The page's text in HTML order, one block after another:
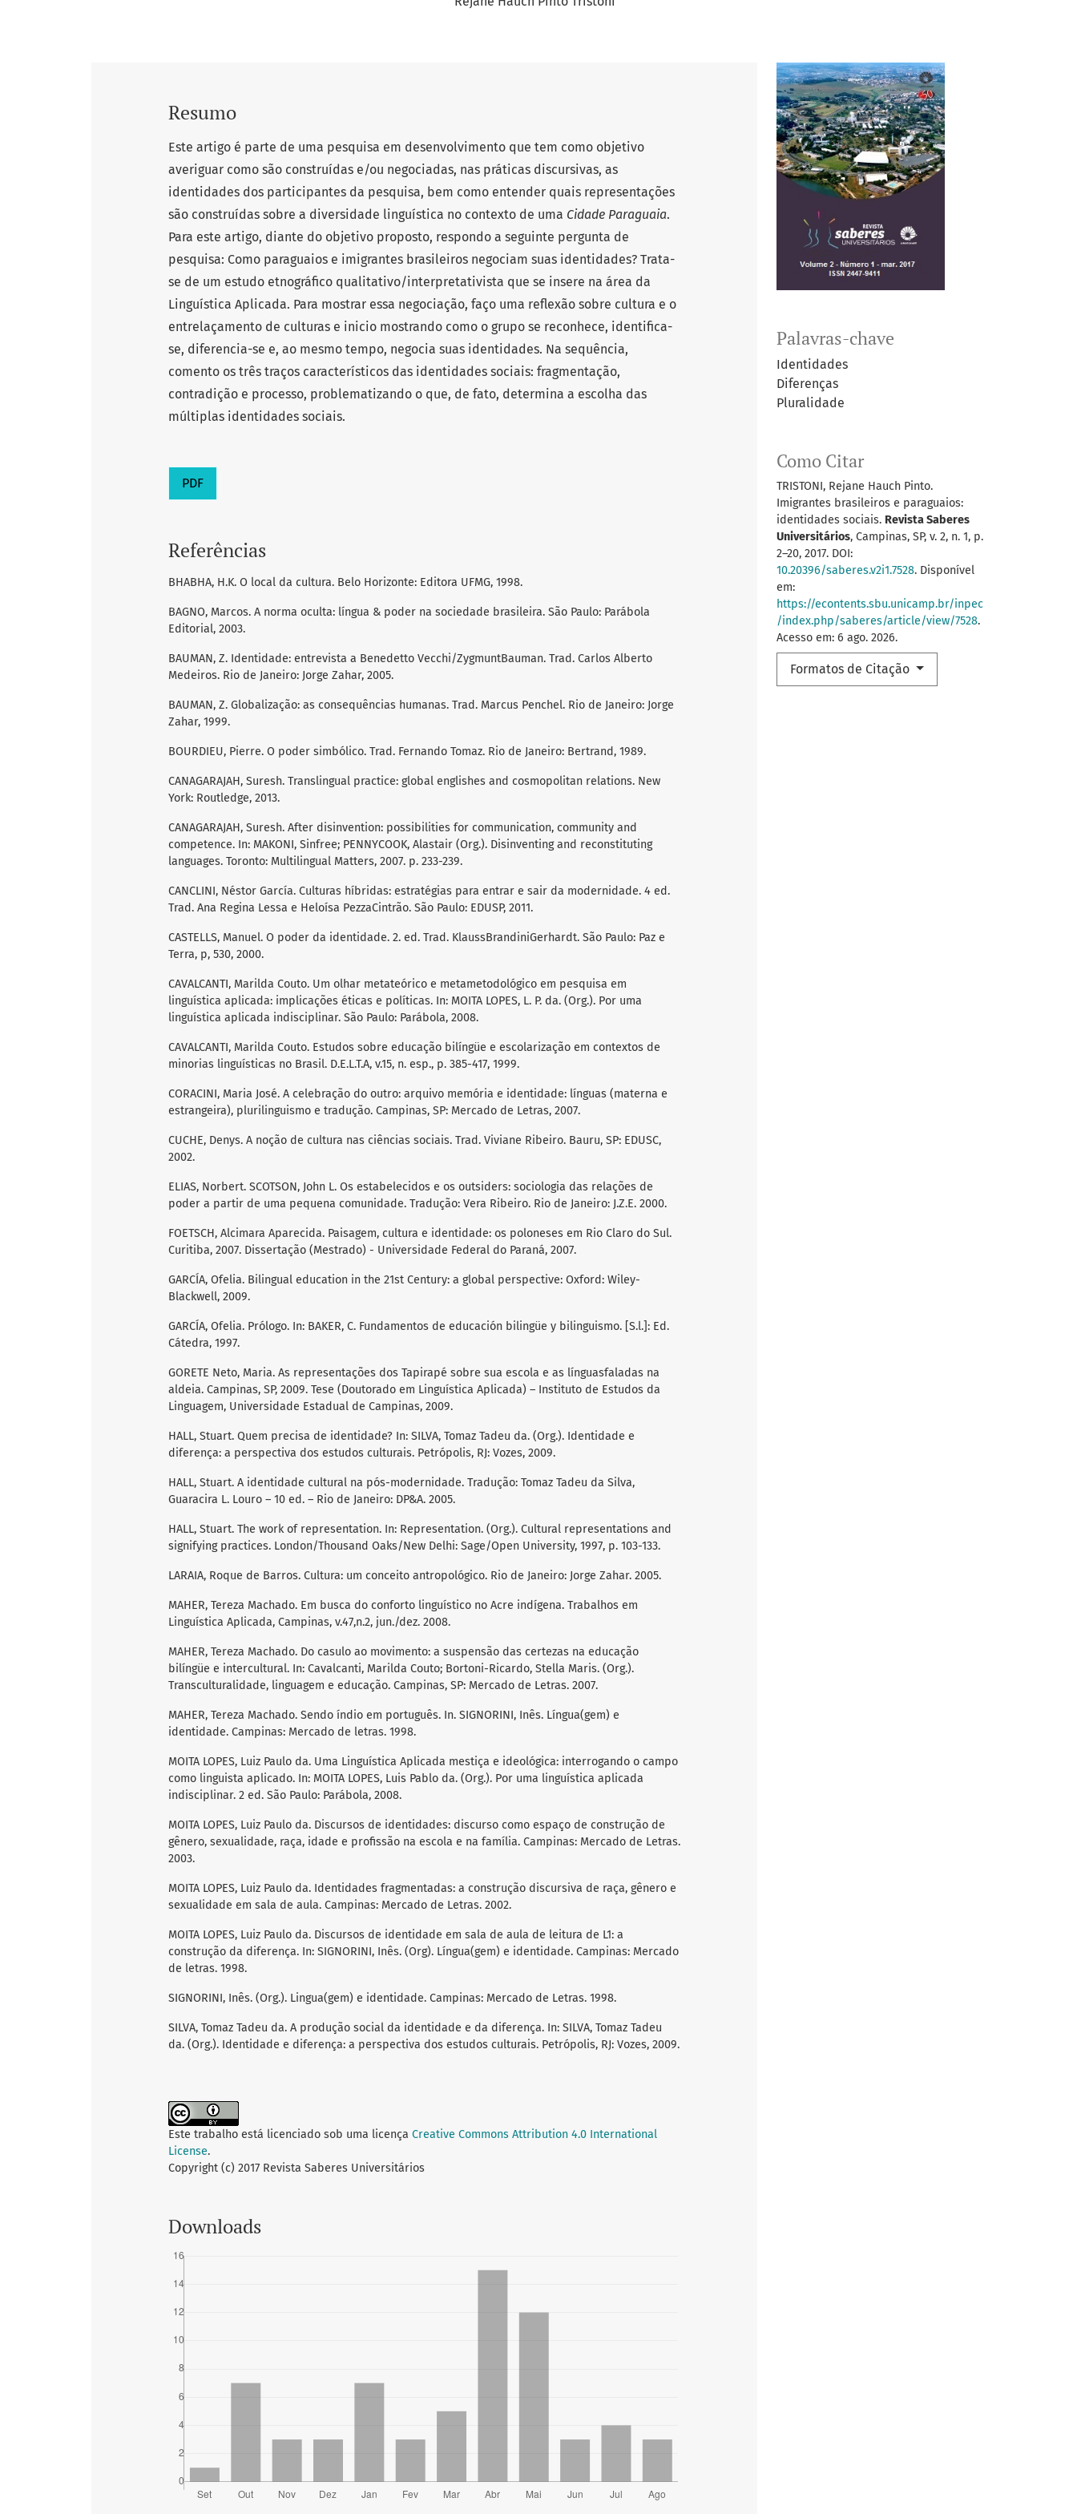
Palavras-chave
Identidades
Diferenças
Pluralidade
Como Citar
TRISTONI, Rejane Hauch Pinto.
Imigrantes brasileiros e paraguaios:
identidades sociais. Revista Saberes
Universitários, Campinas, SP, v. 2, n. 1, p.
2–20, 2017. DOI:
10.20396/saberes.v2i1.7528. Disponível
em:
https://econtents.sbu.unicamp.br/inpec
/index.php/saberes/article/view/7528.
Acesso em: 6 ago. 2026.
Formatos de Citação
Resumo
Este artigo é parte de uma pesquisa em desenvolvimento que tem como objetivo
averiguar como são construídas e/ou negociadas, nas práticas discursivas, as
identidades dos participantes da pesquisa, bem como entender quais representações
são construídas sobre a diversidade linguística no contexto de uma Cidade Paraguaia.
Para este artigo, diante do objetivo proposto, respondo a seguinte pergunta de
pesquisa: Como paraguaios e imigrantes brasileiros negociam suas identidades? Trata-
se de um estudo etnográfico qualitativo/interpretativista que se insere na área da
Linguística Aplicada. Para mostrar essa negociação, faço uma reflexão sobre cultura e o
entrelaçamento de culturas e inicio mostrando como o grupo se reconhece, identifica-
se, diferencia-se e, ao mesmo tempo, negocia suas identidades. Na sequência,
comento os três traços característicos das identidades sociais: fragmentação,
contradição e processo, problematizando o que, de fato, determina a escolha das
múltiplas identidades sociais.
PDF
Referências
BHABHA, H.K. O local da cultura. Belo Horizonte: Editora UFMG, 1998.
BAGNO, Marcos. A norma oculta: língua & poder na sociedade brasileira. São Paulo: Parábola
Editorial, 2003.
BAUMAN, Z. Identidade: entrevista a Benedetto Vecchi/ZygmuntBauman. Trad. Carlos Alberto
Medeiros. Rio de Janeiro: Jorge Zahar, 2005.
BAUMAN, Z. Globalização: as consequências humanas. Trad. Marcus Penchel. Rio de Janeiro: Jorge
Zahar, 1999.
BOURDIEU, Pierre. O poder simbólico. Trad. Fernando Tomaz. Rio de Janeiro: Bertrand, 1989.
CANAGARAJAH, Suresh. Translingual practice: global englishes and cosmopolitan relations. New
York: Routledge, 2013.
CANAGARAJAH, Suresh. After disinvention: possibilities for communication, community and
competence. In: MAKONI, Sinfree; PENNYCOOK, Alastair (Org.). Disinventing and reconstituting
languages. Toronto: Multilingual Matters, 2007. p. 233-239.
CANCLINI, Néstor García. Culturas híbridas: estratégias para entrar e sair da modernidade. 4 ed.
Trad. Ana Regina Lessa e Heloísa PezzaCintrão. São Paulo: EDUSP, 2011.
CASTELLS, Manuel. O poder da identidade. 2. ed. Trad. KlaussBrandiniGerhardt. São Paulo: Paz e
Terra, p, 530, 2000.
CAVALCANTI, Marilda Couto. Um olhar metateórico e metametodológico em pesquisa em
linguística aplicada: implicações éticas e políticas. In: MOITA LOPES, L. P. da. (Org.). Por uma
linguística aplicada indisciplinar. São Paulo: Parábola, 2008.
CAVALCANTI, Marilda Couto. Estudos sobre educação bilíngüe e escolarização em contextos de
minorias linguísticas no Brasil. D.E.L.T.A, v.15, n. esp., p. 385-417, 1999.
CORACINI, Maria José. A celebração do outro: arquivo memória e identidade: línguas (materna e
estrangeira), plurilinguismo e tradução. Campinas, SP: Mercado de Letras, 2007.
CUCHE, Denys. A noção de cultura nas ciências sociais. Trad. Viviane Ribeiro. Bauru, SP: EDUSC,
2002.
ELIAS, Norbert. SCOTSON, John L. Os estabelecidos e os outsiders: sociologia das relações de
poder a partir de uma pequena comunidade. Tradução: Vera Ribeiro. Rio de Janeiro: J.Z.E. 2000.
FOETSCH, Alcimara Aparecida. Paisagem, cultura e identidade: os poloneses em Rio Claro do Sul.
Curitiba, 2007. Dissertação (Mestrado) - Universidade Federal do Paraná, 2007.
GARCÍA, Ofelia. Bilingual education in the 21st Century: a global perspective: Oxford: Wiley-
Blackwell, 2009.
GARCÍA, Ofelia. Prólogo. In: BAKER, C. Fundamentos de educación bilingüe y bilinguismo. [S.l.]: Ed.
Cátedra, 1997.
GORETE Neto, Maria. As representações dos Tapirapé sobre sua escola e as línguasfaladas na
aldeia. Campinas, SP, 2009. Tese (Doutorado em Linguística Aplicada) – Instituto de Estudos da
Linguagem, Universidade Estadual de Campinas, 2009.
HALL, Stuart. Quem precisa de identidade? In: SILVA, Tomaz Tadeu da. (Org.). Identidade e
diferença: a perspectiva dos estudos culturais. Petrópolis, RJ: Vozes, 2009.
HALL, Stuart. A identidade cultural na pós-modernidade. Tradução: Tomaz Tadeu da Silva,
Guaracira L. Louro – 10 ed. – Rio de Janeiro: DP&A. 2005.
HALL, Stuart. The work of representation. In: Representation. (Org.). Cultural representations and
signifying practices. London/Thousand Oaks/New Delhi: Sage/Open University, 1997, p. 103-133.
LARAIA, Roque de Barros. Cultura: um conceito antropológico. Rio de Janeiro: Jorge Zahar. 2005.
MAHER, Tereza Machado. Em busca do conforto linguístico no Acre indígena. Trabalhos em
Linguística Aplicada, Campinas, v.47,n.2, jun./dez. 2008.
MAHER, Tereza Machado. Do casulo ao movimento: a suspensão das certezas na educação
bilíngüe e intercultural. In: Cavalcanti, Marilda Couto; Bortoni-Ricardo, Stella Maris. (Org.).
Transculturalidade, linguagem e educação. Campinas, SP: Mercado de Letras. 2007.
MAHER, Tereza Machado. Sendo índio em português. In. SIGNORINI, Inês. Língua(gem) e
identidade. Campinas: Mercado de letras. 1998.
MOITA LOPES, Luiz Paulo da. Uma Linguística Aplicada mestiça e ideológica: interrogando o campo
como linguista aplicado. In: MOITA LOPES, Luis Pablo da. (Org.). Por uma linguística aplicada
indisciplinar. 2 ed. São Paulo: Parábola, 2008.
MOITA LOPES, Luiz Paulo da. Discursos de identidades: discurso como espaço de construção de
gênero, sexualidade, raça, idade e profissão na escola e na família. Campinas: Mercado de Letras.
2003.
MOITA LOPES, Luiz Paulo da. Identidades fragmentadas: a construção discursiva de raça, gênero e
sexualidade em sala de aula. Campinas: Mercado de Letras. 2002.
MOITA LOPES, Luiz Paulo da. Discursos de identidade em sala de aula de leitura de L1: a
construção da diferença. In: SIGNORINI, Inês. (Org). Língua(gem) e identidade. Campinas: Mercado
de letras. 1998.
SIGNORINI, Inês. (Org.). Lingua(gem) e identidade. Campinas: Mercado de Letras. 1998.
SILVA, Tomaz Tadeu da. A produção social da identidade e da diferença. In: SILVA, Tomaz Tadeu
da. (Org.). Identidade e diferença: a perspectiva dos estudos culturais. Petrópolis, RJ: Vozes, 2009.
Este trabalho está licenciado sob uma licença Creative Commons Attribution 4.0 International
License.
Copyright (c) 2017 Revista Saberes Universitários
Downloads